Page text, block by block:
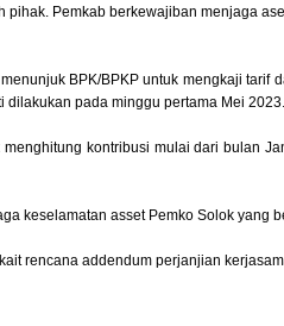
pihak. Pemkab berkewajiban menjaga
BPK/BPKP untuk mengkaji tarif
pada minggu pertama Mei 2023.
kontribusi mulai dari bulan
keselamatan asset Pemko Solok yang
rencana addendum perjanjian